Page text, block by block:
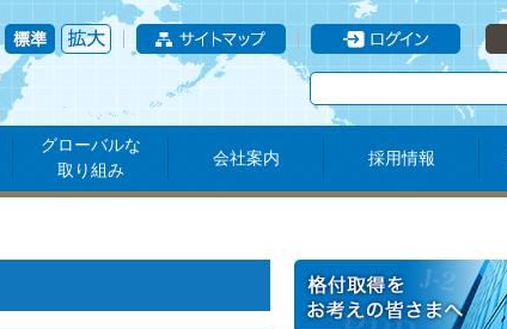
グローバルな
取り組み
会社案内 採用情報